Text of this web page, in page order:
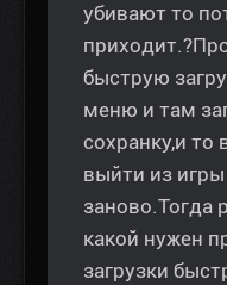
убивают то
быструю
меню и там
сохранку,и то
выйти из
заново.Тогда
какой нужен
загрузки